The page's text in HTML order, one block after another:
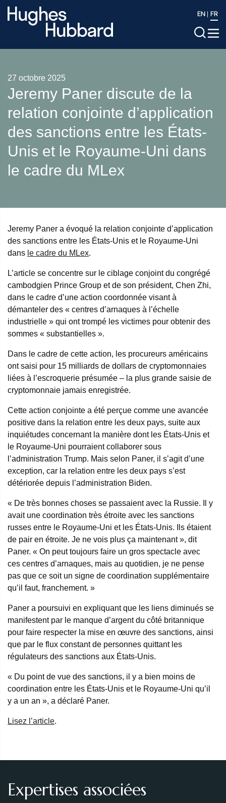
EN FR
27 octobre 2025
Jeremy Paner discute de la
relation conjointe d’application
des sanctions entre les États-
Unis et le Royaume-Uni dans
le cadre du MLex
Jeremy Paner a évoqué la relation conjointe d’application
des sanctions entre les États-Unis et le Royaume-Uni
dans le cadre du MLex.
L’article se concentre sur le ciblage conjoint du congrégé
cambodgien Prince Group et de son président, Chen Zhi,
dans le cadre d’une action coordonnée visant à
démanteler des « centres d’arnaques à l’échelle
industrielle » qui ont trompé les victimes pour obtenir des
sommes « substantielles ».
Dans le cadre de cette action, les procureurs américains
ont saisi pour 15 milliards de dollars de cryptomonnaies
liées à l’escroquerie présumée – la plus grande saisie de
cryptomonnaie jamais enregistrée.
Cette action conjointe a été perçue comme une avancée
positive dans la relation entre les deux pays, suite aux
inquiétudes concernant la manière dont les États-Unis et
le Royaume-Uni pourraient collaborer sous
l’administration Trump. Mais selon Paner, il s’agit d’une
exception, car la relation entre les deux pays s’est
détériorée depuis l’administration Biden.
« De très bonnes choses se passaient avec la Russie. Il y
avait une coordination très étroite avec les sanctions
russes entre le Royaume-Uni et les États-Unis. Ils étaient
de pair en étroite. Je ne vois plus ça maintenant », dit
Paner. « On peut toujours faire un gros spectacle avec
ces centres d’arnaques, mais au quotidien, je ne pense
pas que ce soit un signe de coordination supplémentaire
qu’il faut, franchement. »
Paner a poursuivi en expliquant que les liens diminués se
manifestent par le manque d’argent du côté britannique
pour faire respecter la mise en œuvre des sanctions, ainsi
que par le flux constant de personnes quittant les
régulateurs des sanctions aux États-Unis.
« Du point de vue des sanctions, il y a bien moins de
coordination entre les États-Unis et le Royaume-Uni qu’il
y a un an », a déclaré Paner.
Lisez l’article.
Expertises associées